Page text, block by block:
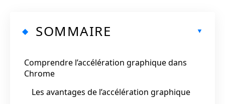
SOMMAIRE
Comprendre l’accélération graphique dans
Chrome
Les avantages de l’accélération graphique